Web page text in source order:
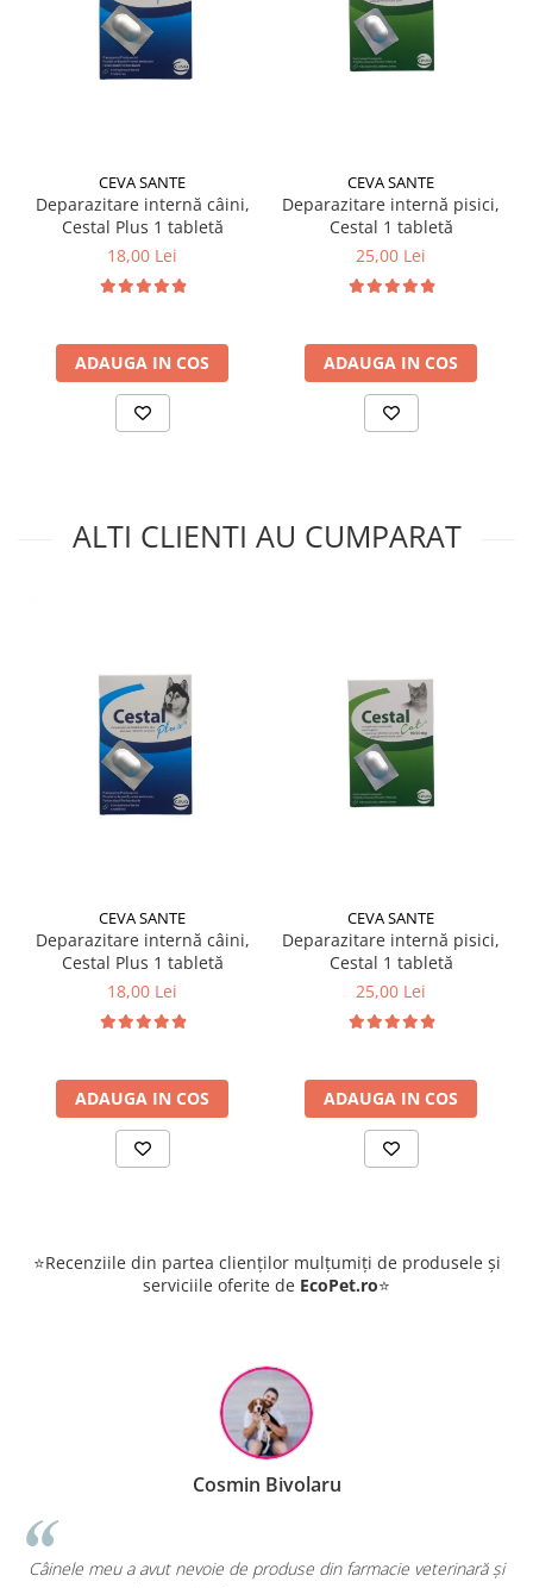
CEVA SANTE
Deparazitare internă câini,
Cestal Plus 1 tabletă
18,00 Lei
ADAUGA IN COS
CEVA SANTE
Deparazitare internă pisici,
Cestal 1 tabletă
25,00 Lei
ADAUGA IN COS
ALTI CLIENTI AU CUMPARAT
CEVA SANTE
Deparazitare internă câini,
Cestal Plus 1 tabletă
18,00 Lei
ADAUGA IN COS
CEVA SANTE
Deparazitare internă pisici,
Cestal 1 tabletă
25,00 Lei
ADAUGA IN COS
⭐Recenziile din partea clienților mulțumiți de produsele și
serviciile oferite de EcoPet.ro⭐
Cosmin Bivolaru
Câinele meu a avut nevoie de produse din farmacie veterinară și